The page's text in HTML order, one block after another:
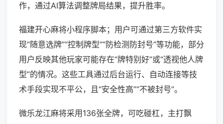
作，通过AI算法调整牌局结果，提升胜率。
福建开心麻将小程序脚本；用户可通过第三方软件实
现“随意选牌”“控制牌型”“防检测防封号”等功能，部分
用户反映其他玩家可能存在“牌特别好”或“透视他人牌
型”的情况。这些工具通过后台运行、自动连接等技
术手段实现不平公，且“安全性高”“不被封号”。
微乐龙江麻将采用136张全牌，可吃碰杠，主打飘